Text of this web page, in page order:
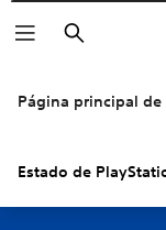
Buscar
Página principal
Estado de